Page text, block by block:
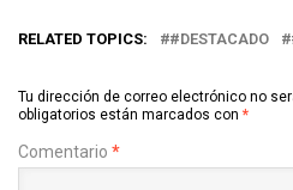
RELATED TOPICS: #DESTACADO
Tu dirección de correo electrónico no
obligatorios están marcados con *
Comentario *